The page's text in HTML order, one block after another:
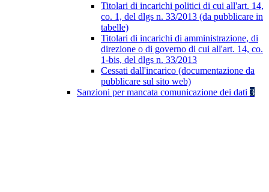
Titolari di incarichi politici di cui all'art. 14,
co. 1, del dlgs n. 33/2013 (da pubblicare in
tabelle)
Titolari di incarichi di amministrazione, di
direzione o di governo di cui all'art. 14, co.
1-bis, del dlgs n. 33/2013
Cessati dall'incarico (documentazione da
pubblicare sul sito web)
Sanzioni per mancata comunicazione dei dati 3